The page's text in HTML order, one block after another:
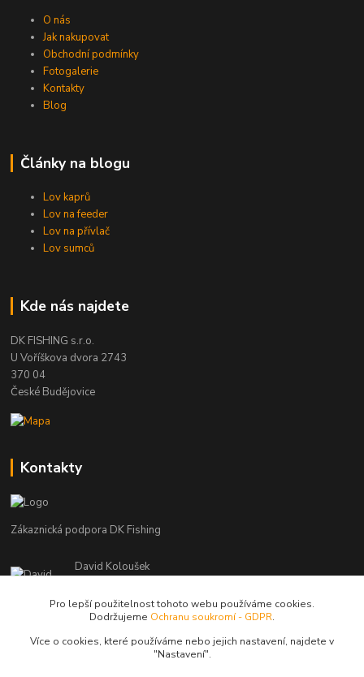
O nás
Jak nakupovat
Obchodní podmínky
Fotogalerie
Kontakty
Blog
Články na blogu
Lov kaprů
Lov na feeder
Lov na přívlač
Lov sumců
Kde nás najdete
DK FISHING s.r.o.
U Voříškova dvora 2743
370 04
České Budějovice
Kontakty
Zákaznická podpora DK Fishing
David Koloušek
(Po-Pá, 7-18 hod.)
Pro lepší použitelnost tohoto webu používáme cookies.
Dodržujeme Ochranu soukromí - GDPR.
Více o cookies, které používáme nebo jejich nastavení, najdete v
"Nastavení".